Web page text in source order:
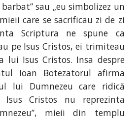
sau „eu simbolizez un
care se sacrificau zi de zi
Scriptura ne spune ca
pe Isus Cristos, ei trimiteau
Isus Cristos. Insa despre
Ioan Botezatorul afirma
lui Dumnezeu care ridică
Isus Cristos nu reprezinta
mieii din templu